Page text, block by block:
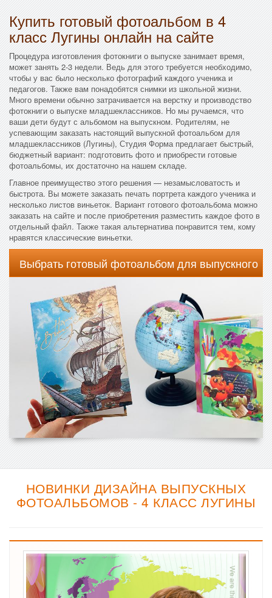
Купить готовый фотоальбом в 4
класс Лугины онлайн на сайте
Процедура изготовления фотокниги о выпуске занимает время,
может занять 2-3 недели. Ведь для этого требуется необходимо,
чтобы у вас было несколько фотографий каждого ученика и
педагогов. Также вам понадобятся снимки из школьной жизни.
Много времени обычно затрачивается на верстку и производство
фотокниги о выпуске младшеклассников. Но мы ручаемся, что
ваши дети будут с альбомом на выпускном. Родителям, не
успевающим заказать настоящий выпускной фотоальбом для
младшеклассников (Лугины), Студия Форма предлагает быстрый,
бюджетный вариант: подготовить фото и приобрести готовые
фотоальбомы, их достаточно на нашем складе.
Главное преимущество этого решения — незамысловатость и
быстрота. Вы можете заказать печать портрета каждого ученика и
несколько листов виньеток. Вариант готового фотоальбома можно
заказать на сайте и после приобретения разместить каждое фото в
отдельный файл. Также такая альтернатива понравится тем, кому
нравятся классические виньетки.
Выбрать готовый фотоальбом для выпускного
НОВИНКИ ДИЗАЙНА ВЫПУСКНЫХ
ФОТОАЛЬБОМОВ - 4 КЛАСС ЛУГИНЫ